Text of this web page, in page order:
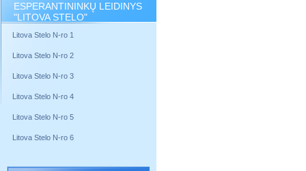
ESPERANTININKŲ LEIDINYS
"LITOVA STELO"
Litova Stelo N-ro 1
Litova Stelo N-ro 2
Litova Stelo N-ro 3
Litova Stelo N-ro 4
Litova Stelo N-ro 5
Litova Stelo N-ro 6